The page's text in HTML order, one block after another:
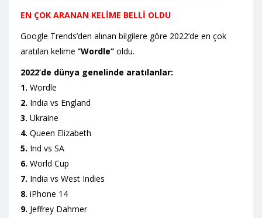
EN ÇOK ARANAN KELİME BELLİ OLDU
Google Trends’den alınan bilgilere göre 2022’de en çok
aratılan kelime ‘’Wordle’’ oldu.
2022’de dünya genelinde aratılanlar:
1. Wordle
2. India vs England
3. Ukraine
4. Queen Elizabeth
5. Ind vs SA
6. World Cup
7. India vs West Indies
8. iPhone 14
9. Jeffrey Dahmer